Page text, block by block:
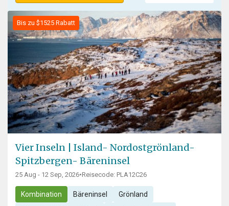
Bis zu $1525 Rabatt
Vier Inseln | Island- Nordostgrönland-
Spitzbergen- Bäreninsel
25 Aug - 12 Sep, 2026•Reisecode: PLA12C26
Kombination Bäreninsel Grönland